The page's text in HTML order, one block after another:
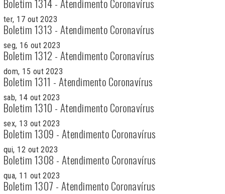
Boletim 1314 - Atendimento Coronavírus
ter, 17 out 2023
Boletim 1313 - Atendimento Coronavírus
seg, 16 out 2023
Boletim 1312 - Atendimento Coronavírus
dom, 15 out 2023
Boletim 1311 - Atendimento Coronavírus
sab, 14 out 2023
Boletim 1310 - Atendimento Coronavírus
sex, 13 out 2023
Boletim 1309 - Atendimento Coronavírus
qui, 12 out 2023
Boletim 1308 - Atendimento Coronavírus
qua, 11 out 2023
Boletim 1307 - Atendimento Coronavírus